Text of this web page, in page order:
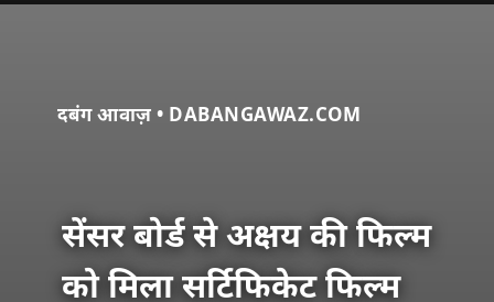
दबंग आवाज़ • DABANGAWAZ.COM
सेंसर बोर्ड से अक्षय की फिल्म
को मिला सर्टिफिकेट फिल्म